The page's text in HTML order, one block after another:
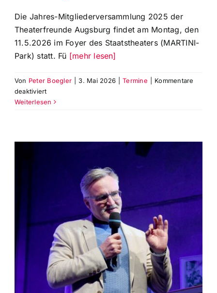
Die Jahres-Mitgliederversammlung 2025 der
Theaterfreunde Augsburg findet am Montag, den
11.5.2026 im Foyer des Staatstheaters (MARTINI-
Park) statt. Fü [mehr lesen]
Von Peter Boegler 3. Mai 2026 Termine
Kommentare
deaktiviertfür
Jahres-
für
Mai
2026
Weiterlesen